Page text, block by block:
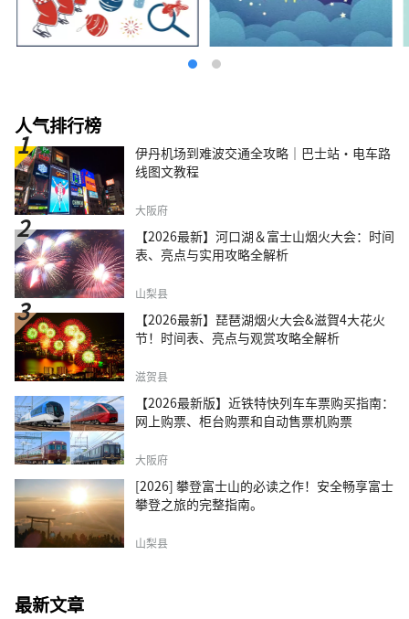
人气排行榜
伊丹机场到难波交通全攻略｜巴士站・电车路
线图文教程
大阪府
【2026最新】河口湖＆富士山烟火大会：时间
表、亮点与实用攻略全解析
山梨县
【2026最新】琵琶湖烟火大会&滋賀4大花火
节！时间表、亮点与观赏攻略全解析
滋贺县
【2026最新版】近铁特快列车车票购买指南：
网上购票、柜台购票和自动售票机购票
大阪府
[2026] 攀登富士山的必读之作！安全畅享富士
攀登之旅的完整指南。
山梨县
最新文章